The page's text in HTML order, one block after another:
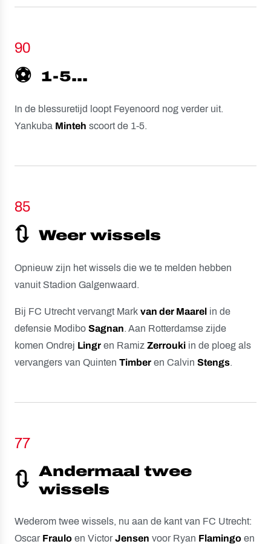
⚽️ 1-5...
90
In de blessuretijd loopt Feyenoord nog verder uit.
Yankuba Minteh scoort de 1-5.
🔃 Weer wissels
85
Opnieuw zijn het wissels die we te melden hebben
vanuit Stadion Galgenwaard.
Bij FC Utrecht vervangt Mark van der Maarel in de
defensie Modibo Sagnan. Aan Rotterdamse zijde
komen Ondrej Lingr en Ramiz Zerrouki in de ploeg als
vervangers van Quinten Timber en Calvin Stengs.
🔃
Andermaal twee
wissels
77
Wederom twee wissels, nu aan de kant van FC Utrecht:
Oscar Fraulo en VictorJensen voor Ryan Flamingo en